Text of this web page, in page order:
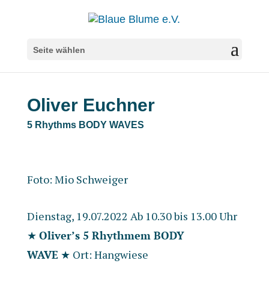
Seite wählen
Oliver Euchner
5 Rhythms BODY WAVES
Foto: Mio Schweiger
Dienstag, 19.07.2022 Ab 10.30 bis 13.00 Uhr
★ Oliver’s 5 Rhythmem BODY
WAVE ★ Ort: Hangwiese